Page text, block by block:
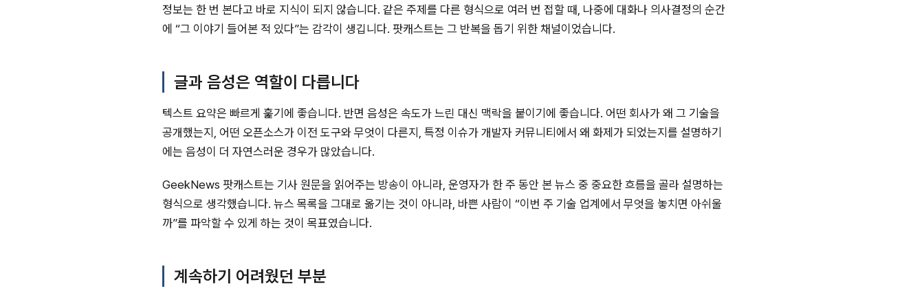
정보는 한 번 본다고 바로 지식이 되지 않습니다. 같은 주제를 다른 형식으로 여러 번 접할 때, 나중에 대화나 의사결정의 순간
에 “그 이야기 들어본 적 있다”는 감각이 생깁니다. 팟캐스트는 그 반복을 돕기 위한 채널이었습니다.
글과 음성은 역할이 다릅니다
텍스트 요약은 빠르게 훑기에 좋습니다. 반면 음성은 속도가 느린 대신 맥락을 붙이기에 좋습니다. 어떤 회사가 왜 그 기술을
공개했는지, 어떤 오픈소스가 이전 도구와 무엇이 다른지, 특정 이슈가 개발자 커뮤니티에서 왜 화제가 되었는지를 설명하기
에는 음성이 더 자연스러운 경우가 많았습니다.
GeekNews 팟캐스트는 기사 원문을 읽어주는 방송이 아니라, 운영자가 한 주 동안 본 뉴스 중 중요한 흐름을 골라 설명하는
형식으로 생각했습니다. 뉴스 목록을 그대로 옮기는 것이 아니라, 바쁜 사람이 “이번 주 기술 업계에서 무엇을 놓치면 아쉬울
까”를 파악할 수 있게 하는 것이 목표였습니다.
계속하기 어려웠던 부분